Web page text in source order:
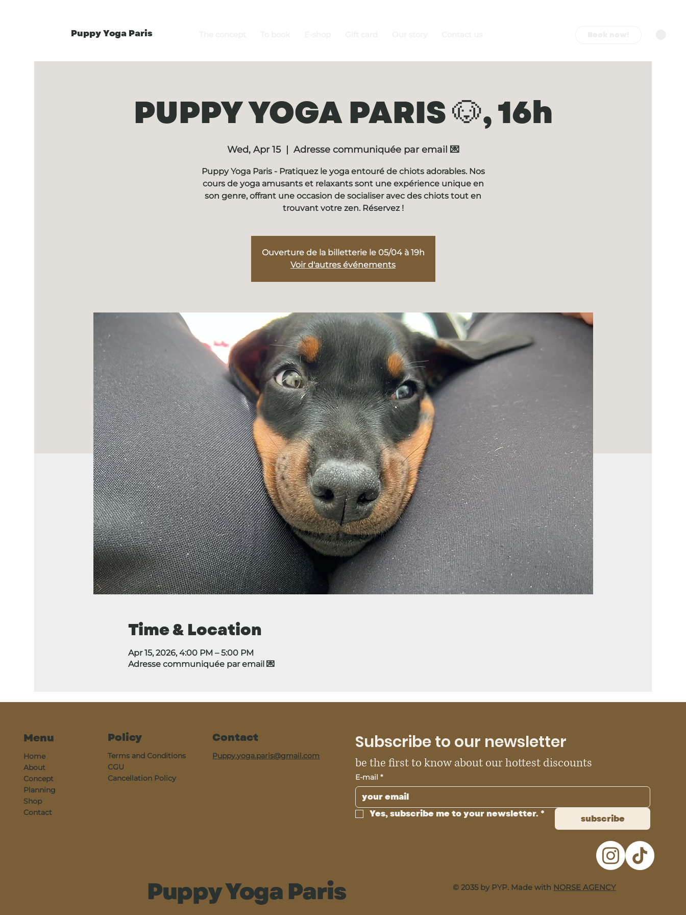
Puppy Yoga Paris
PUPPY YOGA PARIS 🐶, 16h
Wed, Apr 15
  |
Adresse communiquée par email 💌
Puppy Yoga Paris - Pratiquez le yoga entouré de chiots adorables. Nos
cours de yoga amusants et relaxants sont une expérience unique en
son genre, offrant une occasion de socialiser avec des chiots tout en
trouvant votre zen. Réservez !
Ouverture de la billetterie le 05/04 à 19h
Voir d'autres événements
Time & Location
Apr 15, 2026, 4:00 PM – 5:00 PM
Adresse communiquée par email 💌
Menu
Home
About
Concept
Planning
Shop
Contact
Policy
Terms and Conditions
CGU
Cancellation Policy
Contact
Puppy.yoga.paris@gmail.com
Subscribe to our newsletter
be the first to know about our hottest discounts
E-mail *
Yes, subscribe me to your newsletter. * subscribe
Puppy Yoga Paris © 2035 by PYP. Made with NORSE AGENCY